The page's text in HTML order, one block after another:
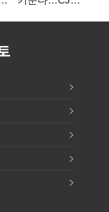
글로벌 확장 가속